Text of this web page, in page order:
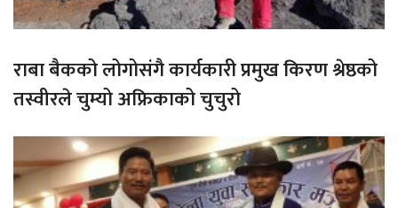
राबा बैकको लोगोसंगै कार्यकारी प्रमुख किरण श्रेष्ठको
तस्वीरले चुम्यो अफ्रिकाको चुचुरो